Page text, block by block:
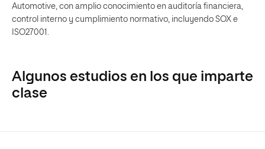
Automotive, con amplio conocimiento en auditoría financiera,
control interno y cumplimiento normativo, incluyendo SOX e
ISO27001.
Algunos estudios en los que imparte
clase